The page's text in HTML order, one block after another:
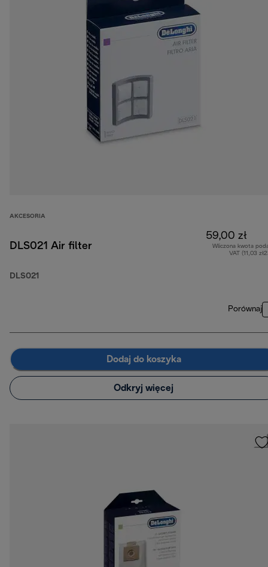
AKCESORIA
DLS021 Air filter
DLS021
59,00 zł
Wliczona kwota
VAT (11,03
Porównaj
Dodaj do koszyka
Odkryj więcej